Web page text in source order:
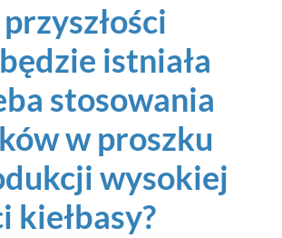
istniała
stosowania
w proszku
wysokiej
kiełbasy?